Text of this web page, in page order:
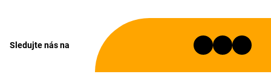
Sledujte nás na